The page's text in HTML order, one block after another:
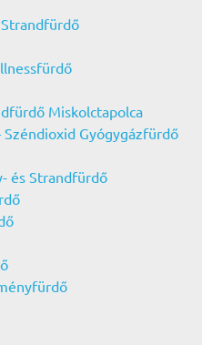
Miskolctapolca
Gyógygázfürdő
és Strandfürdő